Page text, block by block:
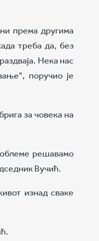
према другима
треба да, без
Нека нас
поручио је
за човека на
решавамо
Вучић.
изнад сваке